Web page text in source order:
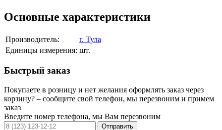
Основные характеристики
Производитель:
г. Тула
Единицы измерения: шт.
Быстрый заказ
Покупаете в розницу и нет желания оформлять заказ через
корзину? – сообщите свой телефон, мы перезвоним и примем
заказ
Введите номер телефона, мы Вам перезвоним
Отправить